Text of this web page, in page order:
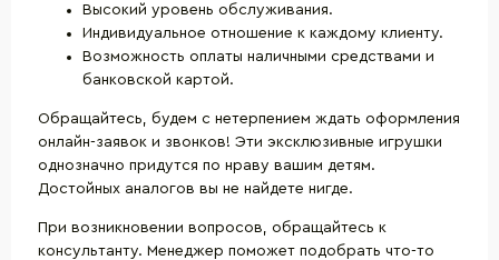
Высокий уровень обслуживания.
Индивидуальное отношение к каждому клиенту.
Возможность оплаты наличными средствами и
банковской картой.
Обращайтесь, будем с нетерпением ждать оформления
онлайн-заявок и звонков! Эти эксклюзивные игрушки
однозначно придутся по нраву вашим детям.
Достойных аналогов вы не найдете нигде.
При возникновении вопросов, обращайтесь к
консультанту. Менеджер поможет подобрать что-то